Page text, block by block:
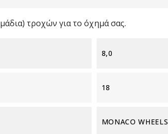
τροχών για το όχημά σας.
8,0
18
MONACO WHEELS